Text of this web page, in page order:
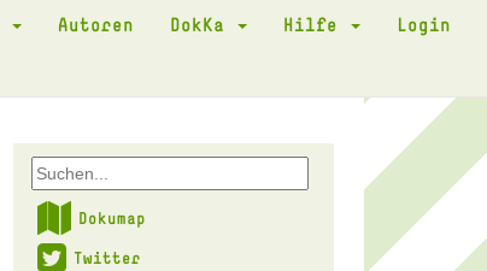
Autoren DokKa Hilfe Login
Dokumap
Twitter